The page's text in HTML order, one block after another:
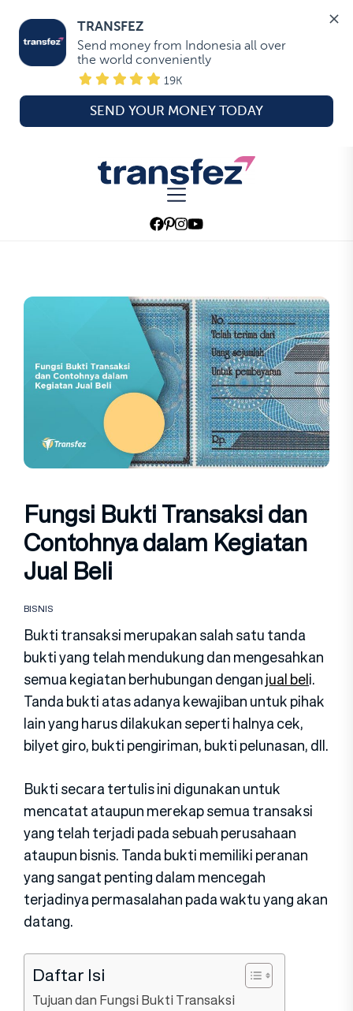
TRANSFEZ
Send money from Indonesia all over
the world conveniently
19K
SEND YOUR MONEY TODAY
Transfez
Fungsi Bukti Transaksi dan
Contohnya dalam Kegiatan
Jual Beli
BISNIS
Bukti transaksi merupakan salah satu tanda
bukti yang telah mendukung dan mengesahkan
semua kegiatan berhubungan denganjual beli.
Tanda bukti atas adanya kewajiban untuk pihak
lain yang harus dilakukan seperti halnya cek,
bilyet giro, bukti pengiriman, bukti pelunasan, dll.
Bukti secara tertulis ini digunakan untuk
mencatat ataupun merekap semua transaksi
yang telah terjadi pada sebuah perusahaan
ataupun bisnis. Tanda bukti memiliki peranan
yang sangat penting dalam mencegah
terjadinya permasalahan pada waktu yang akan
datang.
Daftar Isi
Tujuan dan Fungsi Bukti Transaksi